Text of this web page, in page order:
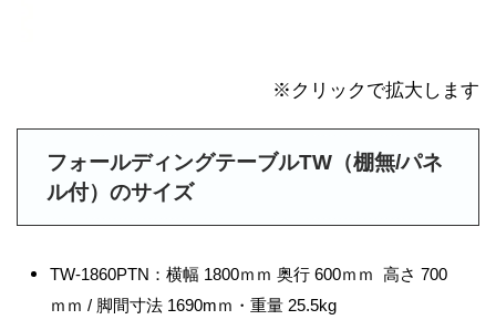
※クリックで拡大します
フォールディングテーブルTW（棚無/パネ
ル付）のサイズ
TW-1860PTN：横幅 1800ｍｍ 奥行 600ｍｍ 高さ 700
ｍｍ / 脚間寸法 1690mｍ・重量 25.5kg